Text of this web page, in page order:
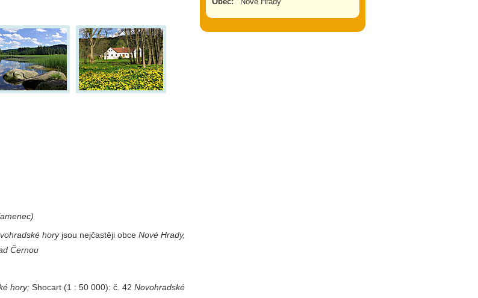
horyjsou nejčastěji obceNové Hrady,
Černou
hory; Shocart (1 : 50 000): č. 42Novohradské